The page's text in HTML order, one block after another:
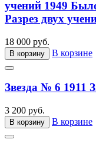
учений 1949
Разрез двух
18 000 руб.
В корзину В корзине
Звезда № 6 1911
3 200 руб.
В корзину В корзине